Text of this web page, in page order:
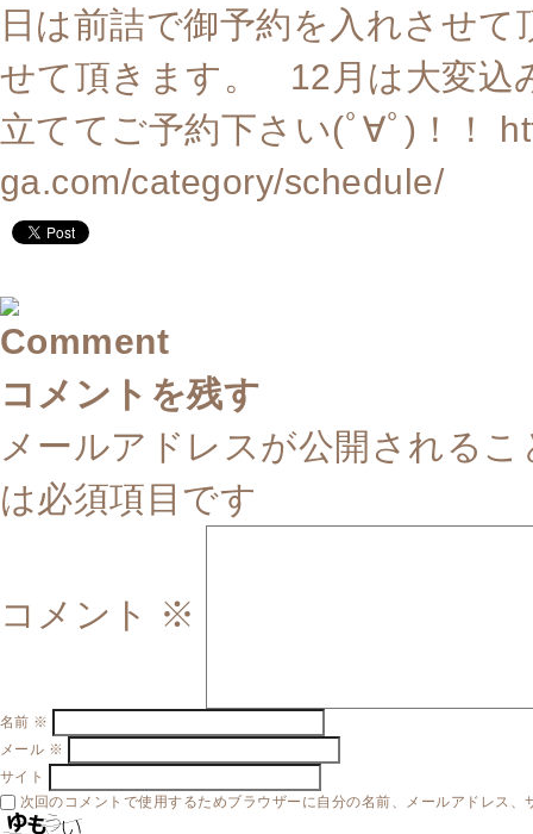
日は前詰で御予約を入れさせ
せて頂きます。 12月は大変込
立ててご予約下さい(ﾟ∀ﾟ)！！
ga.com/category/schedule/
コメントを残す
メールアドレスが公開される
は必須項目です
コメント ※
名前 ※
メール ※
サイト
次回のコメントで使用するためブラウザーに自分の名前、メールアドレス、